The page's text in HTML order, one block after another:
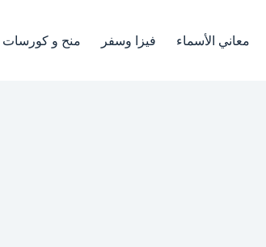
معاني الأسماء فيزا وسفر منح و كورسات